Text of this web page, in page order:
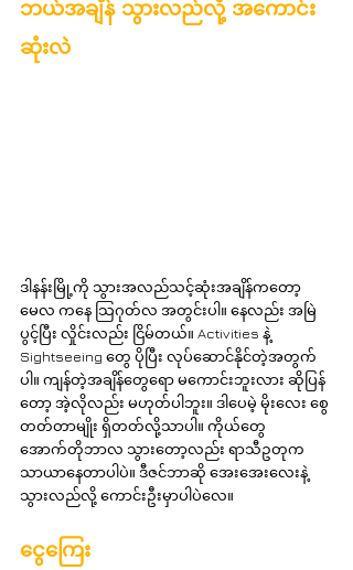
ဘယ်အချိန် သွားလည်လို့ အကောင်း
ဆုံးလဲ
ဒါနန်းမြို့ကို သွားအလည်သင့်ဆုံးအချိန်ကတော့
မေလ ကနေ သြဂုတ်လ အတွင်းပါ။ နေလည်း အမြဲ
ပွင့်ပြီး လှိုင်းလည်း ငြိမ်တယ်။ Activities နဲ့
Sightseeing တွေ ပိုပြီး လုပ်ဆောင်နိုင်တဲ့အတွက်
ပါ။ ကျန်တဲ့အချိန်တွေရော မကောင်းဘူးလား ဆိုပြန်
တော့ အဲ့လိုလည်း မဟုတ်ပါဘူး။ ဒါပေမဲ့ မိုးလေး စွေ
တတ်တာမျိုး ရှိတတ်လို့သာပါ။ ကိုယ်တွေ
အောက်တိုဘာလ သွားတော့လည်း ရာသီဥတုက
သာယာနေတာပါပဲ။ ဒီဇင်ဘာဆို အေးအေးလေးနဲ့
သွားလည်လို့ ကောင်းဦးမှာပါပဲလေ။
ငွေကြေး